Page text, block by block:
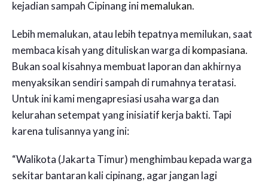
kejadian sampah Cipinang inimemalukan.
Lebih memalukan, atau lebih tepatnya memilukan, saat
membaca kisah yang dituliskan warga dikompasiana.
Bukan soal kisahnya membuat laporan dan akhirnya
menyaksikan sendiri sampah di rumahnya teratasi.
Untuk ini kami mengapresiasi usaha warga dan
kelurahan setempat yang inisiatif kerja bakti. Tapi
karena tulisannya yang ini:
“Walikota (Jakarta Timur) menghimbau kepada warga
sekitar bantaran kali cipinang, agar jangan lagi